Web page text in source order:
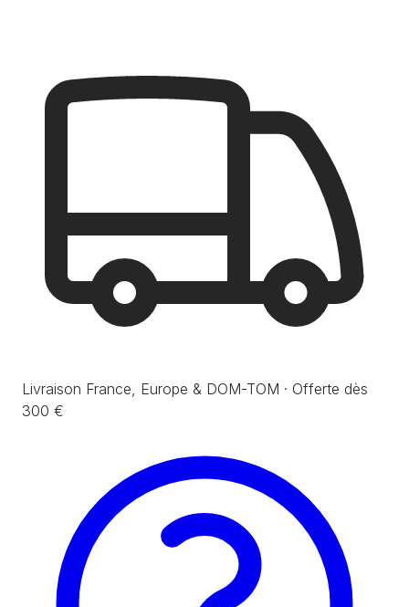
Livraison France, Europe & DOM-TOM · Offerte dès
300 €